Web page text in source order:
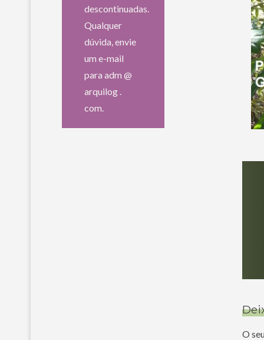
O
descontinuadas.
Qualquer
dúvida, envie
um e-mail
para adm @
arquilog .
com.